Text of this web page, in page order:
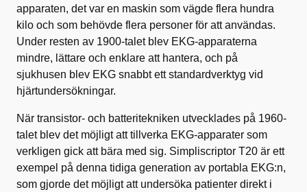
apparaten, det var en maskin som vägde flera hundra
kilo och som behövde flera personer för att användas.
Under resten av 1900-talet blev EKG-apparaterna
mindre, lättare och enklare att hantera, och på
sjukhusen blev EKG snabbt ett standardverktyg vid
hjärtundersökningar.
När transistor- och batteritekniken utvecklades på 1960-
talet blev det möjligt att tillverka EKG-apparater som
verkligen gick att bära med sig. Simpliscriptor T20 är ett
exempel på denna tidiga generation av portabla EKG:n,
som gjorde det möjligt att undersöka patienter direkt i